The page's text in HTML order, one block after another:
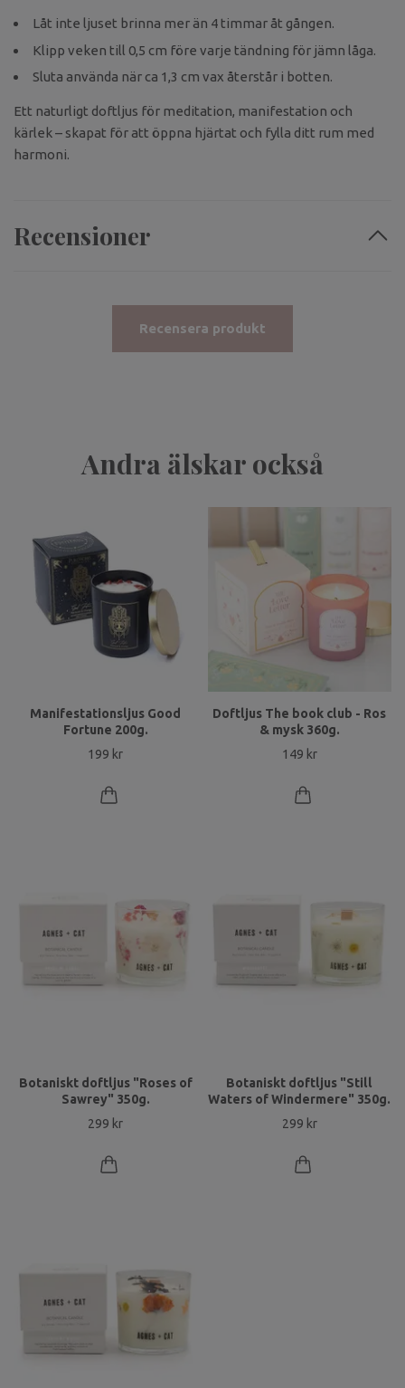
Låt inte ljuset brinna mer än 4 timmar åt gången.
Klipp veken till 0,5 cm före varje tändning för jämn låga.
Sluta använda när ca 1,3 cm vax återstår i botten.
Ett naturligt doftljus för meditation, manifestation och
kärlek – skapat för att öppna hjärtat och fylla ditt rum med
harmoni.
Recensioner
Recensera produkt
Andra älskar också
Manifestationsljus Good
Fortune 200g.
199 kr
Doftljus The book club - Ros
& mysk 360g.
149 kr
Botaniskt doftljus "Roses of
Sawrey" 350g.
299 kr
Botaniskt doftljus "Still
Waters of Windermere" 350g.
299 kr